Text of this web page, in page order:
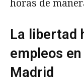
horas de
La libertad
empleos
Madrid